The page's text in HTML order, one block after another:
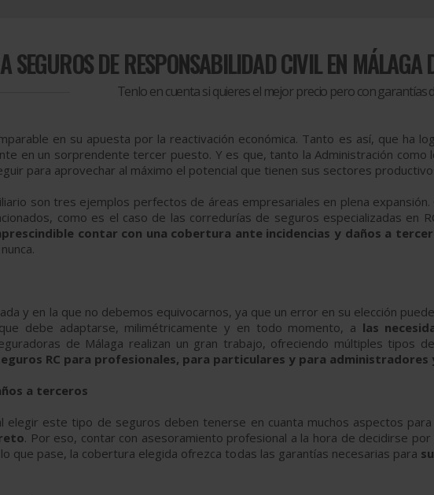
SEGUROS DE RESPONSABILIDAD CIVIL EN MÁLAGA
Tenlo en cuenta si quieres el mejor precio pero con garantías
en su apuesta por la reactivación económica. Tanto es así, que ha
en un sorprendente tercer puesto. Y es que, tanto la Administración
para aprovechar al máximo el potencial que tienen sus sectores
son tres ejemplos perfectos de áreas empresariales en plena
como es el caso de las corredurías de seguros especializadas en
contar con una cobertura ante incidencias y daños a
y en la que no debemos equivocarnos, ya que un error en su elección
debe adaptarse, milimétricamente y en todo momento, a las
de Málaga realizan un gran trabajo, ofreciendo múltiples tipos
RC para profesionales, para particulares y para
a terceros
elegir este tipo de seguros deben tenerse en cuanta muchos aspectos
. Por eso, contar con asesoramiento profesional a la hora de decidirse
que pase, la cobertura elegida ofrezca todas las garantías necesarias para